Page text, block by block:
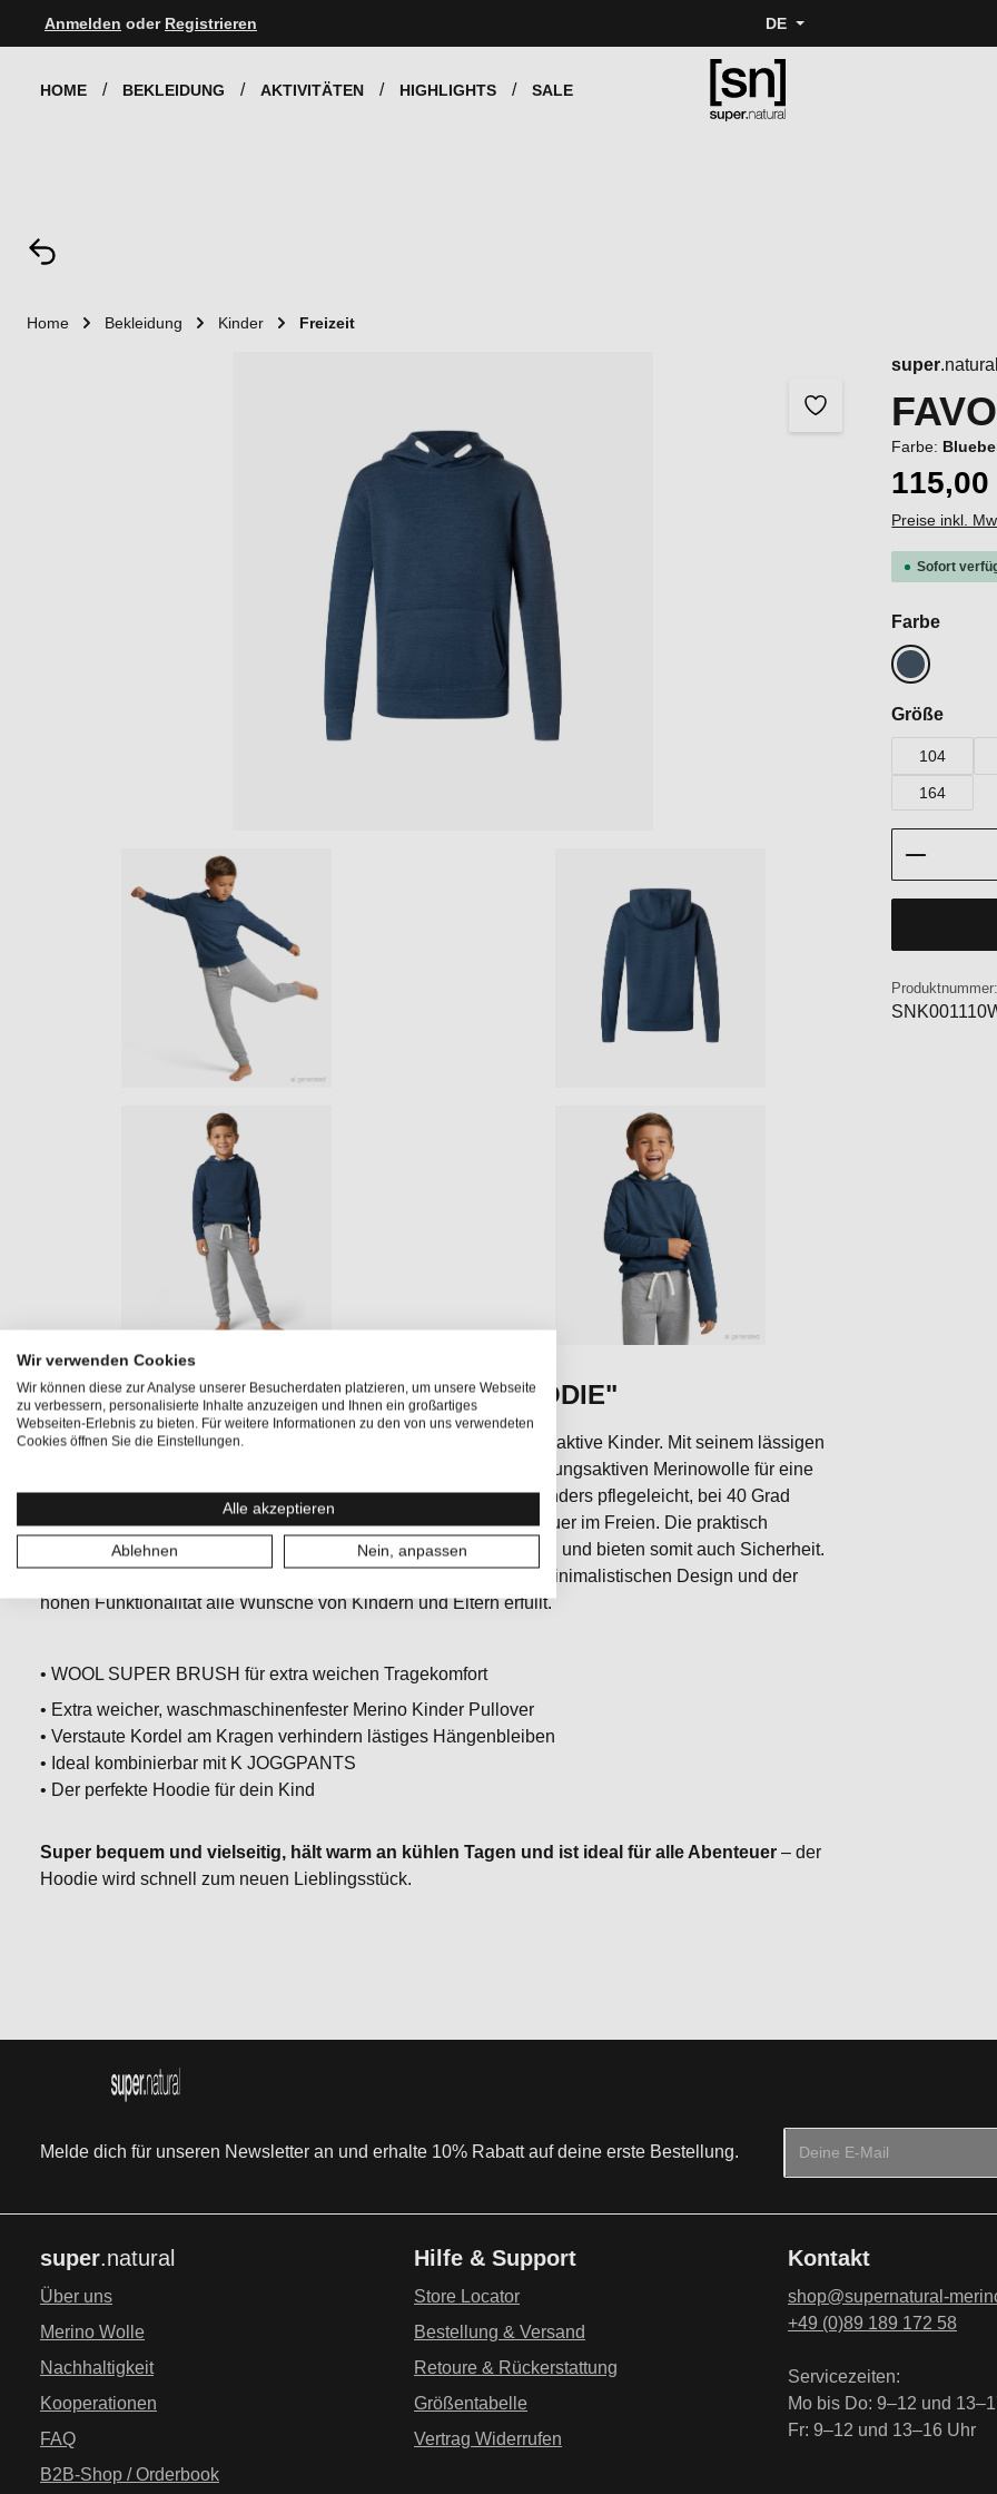
Hauptnavigation springen
Anmelden oder Registrieren DE
HOME BEKLEIDUNG AKTIVITÄTEN HIGHLIGHTS SALE
Home Bekleidung Kinder Freizeit
super.natural
Farbe:
115,00
Preise inkl.
Sofort
Farbe
Blueberry
Größe
104
164
Produktnummer:
Produktinformationen "FAVOURITE HOODIE"
DerFAVOURITE HOODIE
für Kinder ist der perfekte Begleiter für aktive Kinder. Mit seinem lässigen
Comfy Fit bietet er höchsten Tragekomfort und sorgt dank der atmungsaktiven Merinowolle für eine
angenehme Temperaturregulierung. Der Kinder Pullover ist besonders pflegeleicht, bei 40 Grad
waschbar und schnelltrocknend – ideal für den Alltag und Abenteuer im Freien. Die praktisch
verstauten Bänder am Kragen verhindern lästiges Hängenbleiben und bieten somit auch Sicherheit.
Ein komfortables, funktionelles Kleidungsstück, das mit seinem minimalistischen Design und der
hohen Funktionalität alle Wünsche von Kindern und Eltern erfüllt.
• WOOL SUPER BRUSH für extra weichen Tragekomfort
• Extra weicher, waschmaschinenfester Merino Kinder Pullover
• Verstaute Kordel am Kragen verhindern lästiges Hängenbleiben
• Ideal kombinierbar mit K JOGGPANTS
• Der perfekte Hoodie für dein Kind
Super bequem und vielseitig, hält warm an kühlen Tagen und ist ideal für alle Abenteuer – der
Hoodie wird schnell zum neuen Lieblingsstück.
Melde dich für unseren Newsletter an und erhalte 10% Rabatt auf deine erste Bestellung.
genommen und die
einverstanden.*
Die mit einem Stern (*)
super.natural
Über uns
Merino Wolle
Nachhaltigkeit
Kooperationen
FAQ
B2B-Shop / Orderbook
Hilfe & Support
Store Locator
Bestellung & Versand
Retoure & Rückerstattung
Größentabelle
Vertrag Widerrufen
Kontakt
shop@supernatural-
+49 (0)89 189 172 58
Servicezeiten:
Mo bis Do: 9–12 und
Fr: 9–12 und 13–16 Uhr
Wir verwenden Cookies
Wir können diese zur Analyse unserer Besucherdaten platzieren, um unsere Webseite
zu verbessern, personalisierte Inhalte anzuzeigen und Ihnen ein großartiges
Webseiten-Erlebnis zu bieten. Für weitere Informationen zu den von uns verwendeten
Cookies öffnen Sie die Einstellungen.
Alle akzeptieren
Ablehnen Nein, anpassen